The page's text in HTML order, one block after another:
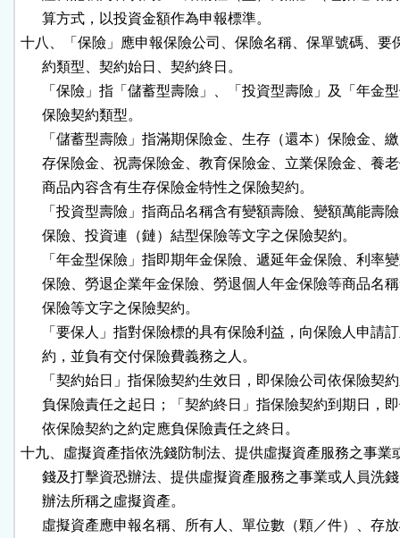
      算方式，以投資金額作為申報標準。
十八、「保險」應申報保險公司、保險名稱、保單號碼、要
      約類型、契約始日、契約終日。
「保險」指「儲蓄型壽險」、「投資型壽險」及「年金
      保險契約類型。
「儲蓄型壽險」指滿期保險金、生存（還本）保險金、
存保險金、祝壽保險金、教育保險金、立業保險金、養
      商品內容含有生存保險金特性之保險契約。
「投資型壽險」指商品名稱含有變額壽險、變額萬能壽
      保險、投資連（鏈）結型保險等文字之保險契約。
「年金型保險」指即期年金保險、遞延年金保險、利率
保險、勞退企業年金保險、勞退個人年金保險等商品名
      保險等文字之保險契約。
「要保人」指對保險標的具有保險利益，向保險人申請
      約，並負有交付保險費義務之人。
「契約始日」指保險契約生效日，即保險公司依保險契
負保險責任之起日；「契約終日」指保險契約到期日，
      依保險契約之約定應負保險責任之終日。
十九、虛擬資產指依洗錢防制法、提供虛擬資產服務之事業
錢及打擊資恐辦法、提供虛擬資產服務之事業或人員洗
      辦法所稱之虛擬資產。
虛擬資產應申報名稱、所有人、單位數（顆／件）、存